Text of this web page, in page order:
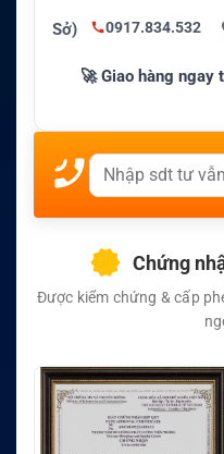
Sở) 0917.834.532
🚀 Giao hàng ngay
Chứng
Được kiểm chứng & cấp